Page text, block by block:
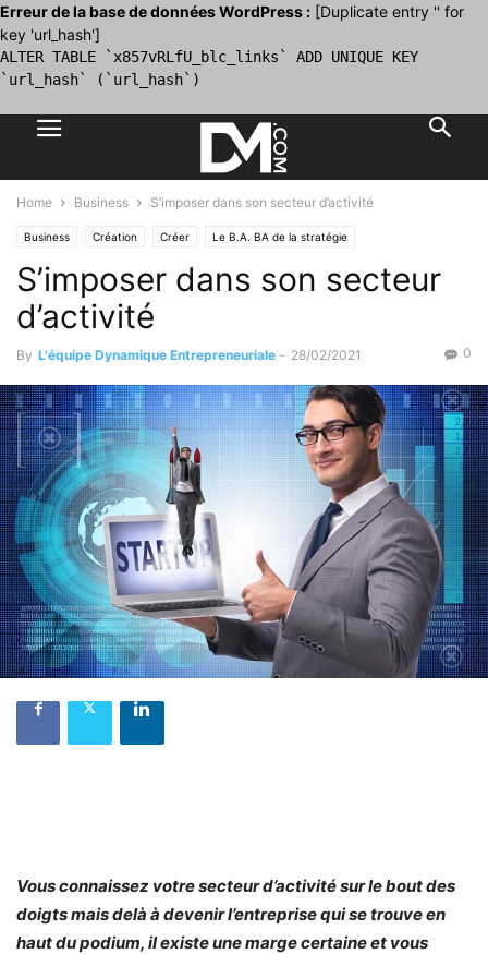
Erreur de la base de données WordPress : [Duplicate entry '' for
key 'url_hash']
ALTER TABLE `x857vRLfU_blc_links` ADD UNIQUE KEY
`url_hash` (`url_hash`)
Home Business S’imposer dans son secteur d’activité
Business Création Créer Le B.A. BA de la stratégie
S’imposer dans son secteur
d’activité
By L'équipe Dynamique Entrepreneuriale - 28/02/2021 0
Vous connaissez votre secteur d’activité sur le bout des
doigts mais delà à devenir l’entreprise qui se trouve en
haut du podium, il existe une marge certaine et vous